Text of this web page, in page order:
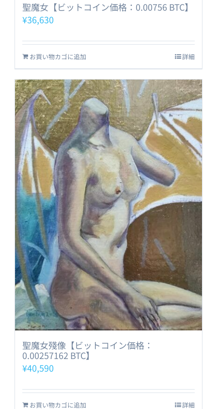
聖魔女【ビットコイン価格：0.00756 BTC】
¥36,630
お買い物カゴに追加 詳細
聖魔女殘像【ビットコイン価格：
0.00257162 BTC】
¥40,590
お買い物カゴに追加 詳細